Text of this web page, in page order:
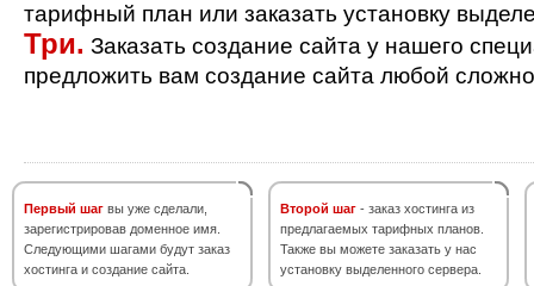
тарифный план или заказать установку
Три. Заказать создание сайта у нашего
предложить вам создание сайта любой
Первый шаг вы уже сделали,
зарегистрировав доменное имя.
Следующими шагами будут заказ
хостинга и создание сайта.
Второй шаг - заказ хостинга из
предлагаемых тарифных планов.
Также вы можете заказать у нас
установку выделенного сервера.